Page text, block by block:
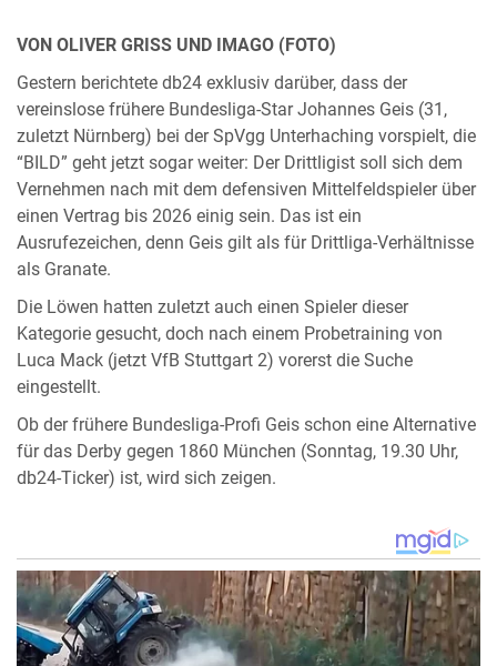
VON OLIVER GRISS UND IMAGO (FOTO)
Gestern berichtete db24 exklusiv darüber, dass der
vereinslose frühere Bundesliga-Star Johannes Geis (31,
zuletzt Nürnberg) bei der SpVgg Unterhaching vorspielt, die
“BILD” geht jetzt sogar weiter: Der Drittligist soll sich dem
Vernehmen nach mit dem defensiven Mittelfeldspieler über
einen Vertrag bis 2026 einig sein. Das ist ein
Ausrufezeichen, denn Geis gilt als für Drittliga-Verhältnisse
als Granate.
Die Löwen hatten zuletzt auch einen Spieler dieser
Kategorie gesucht, doch nach einem Probetraining von
Luca Mack (jetzt VfB Stuttgart 2) vorerst die Suche
eingestellt.
Ob der frühere Bundesliga-Profi Geis schon eine Alternative
für das Derby gegen 1860 München (Sonntag, 19.30 Uhr,
db24-Ticker) ist, wird sich zeigen.